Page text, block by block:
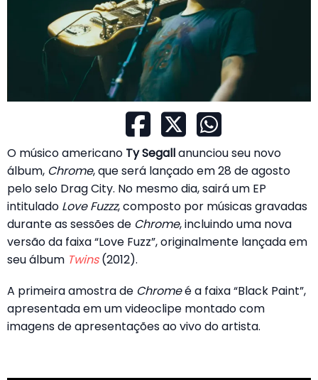
O músico americano Ty Segallanunciou seu novo
álbum, Chrome, que será lançado em 28 de agosto
pelo selo Drag City. No mesmo dia, sairá um EP
intitulado Love Fuzzz, composto por músicas gravadas
durante as sessões de Chrome, incluindo uma nova
versão da faixa “Love Fuzz”, originalmente lançada em
seu álbum Twins(2012).
A primeira amostra de Chromeé a faixa “Black Paint”,
apresentada em um videoclipe montado com
imagens de apresentações ao vivo do artista.